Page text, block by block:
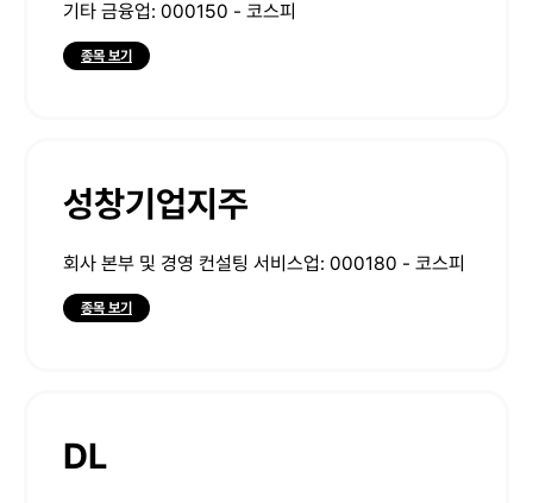
기타 금융업: 000150 - 코스피
종목 보기
성창기업지주
회사 본부 및 경영 컨설팅 서비스업: 000180 - 코스피
종목 보기
DL